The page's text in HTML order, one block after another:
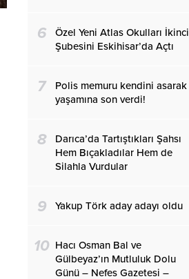
6
Özel Yeni Atlas Okulları İkinci
Şubesini Eskihisar’da Açtı
7
Polis memuru kendini asarak
yaşamına son verdi!
8
Darıca’da Tartıştıkları Şahsı
Hem Bıçakladılar Hem de
Silahla Vurdular
9 Yakup Törk aday adayı oldu
10 Hacı Osman Bal ve
Gülbeyaz’ın Mutluluk Dolu
Günü – Nefes Gazetesi –